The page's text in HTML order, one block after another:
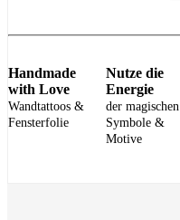
Handmade
with Love
Wandtattoos &
Fensterfolie
Nutze die
Energie
der magischen
Symbole &
Motive